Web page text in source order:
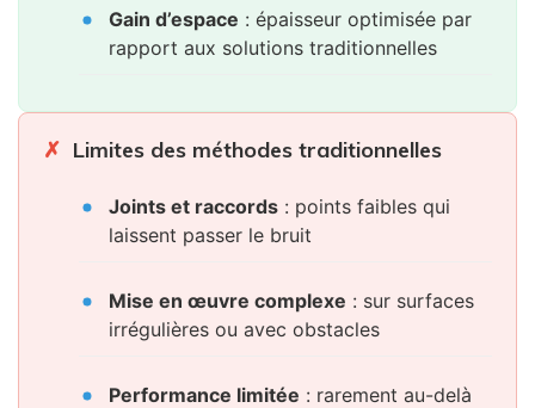
Gain d’espace : épaisseur optimisée par
rapport aux solutions traditionnelles
Limites des méthodes traditionnelles
Joints et raccords : points faibles qui
laissent passer le bruit
Mise en œuvre complexe : sur surfaces
irrégulières ou avec obstacles
Performance limitée : rarement au-delà